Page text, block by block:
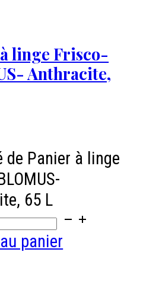
linge Frisco-
Anthracite,
de Panier à linge
65 L
panier